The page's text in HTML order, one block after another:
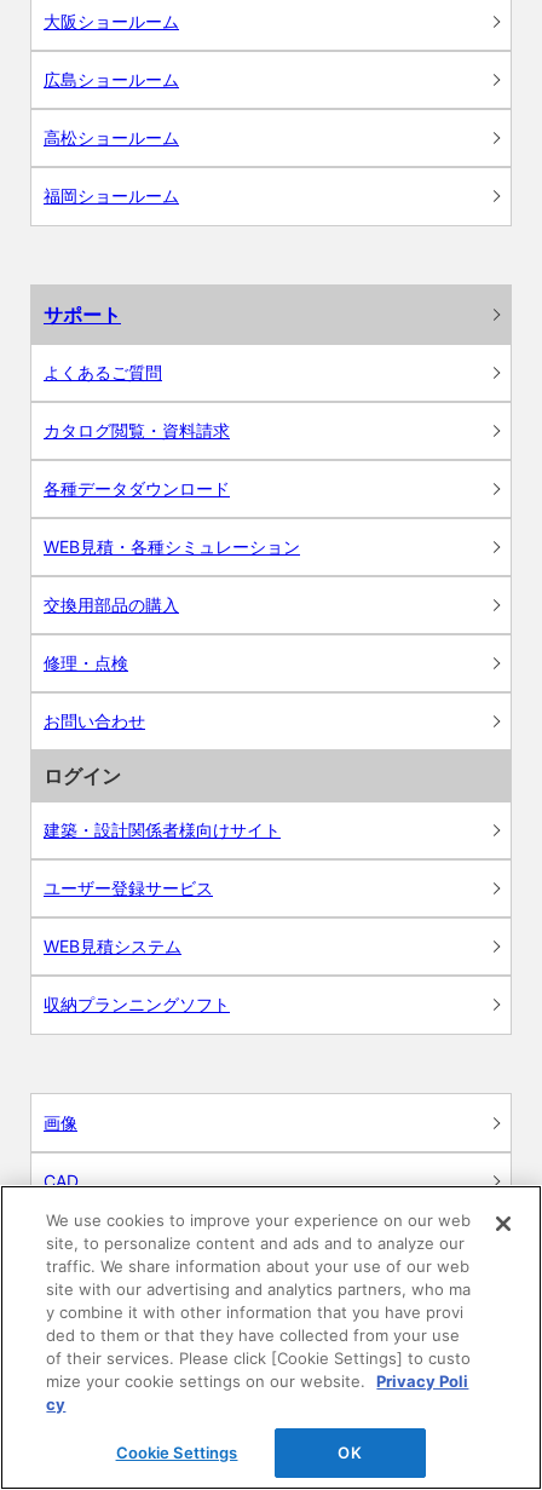
大阪ショールーム
広島ショールーム
高松ショールーム
福岡ショールーム
サポート
よくあるご質問
カタログ閲覧・資料請求
各種データダウンロード
WEB見積・各種シミュレーション
交換用部品の購入
修理・点検
お問い合わせ
ログイン
建築・設計関係者様向けサイト
ユーザー登録サービス
WEB見積システム
収納プランニングソフト
画像
CAD
BIM用テクスチャー
図面（PDF）
申請関係認定書類
施工・取扱説明書
We use cookies to improve your experience on our web
site, to personalize content and ads and to analyze our
traffic. We share information about your use of our web
site with our advertising and analytics partners, who ma
y combine it with other information that you have provi
ded to them or that they have collected from your use
of their services. Please click [Cookie Settings] to custo
mize your cookie settings on our website.
Privacy Poli
cy
Cookie Settings OK